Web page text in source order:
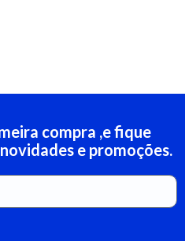
compra ,e fique
e promoções.